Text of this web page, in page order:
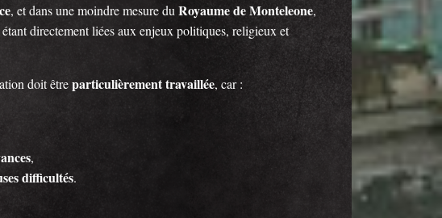
, et dans une moindre mesure duRoyaume de Monteleone,
étant directement liées aux enjeux politiques, religieux et
doit êtreparticulièrement travaillée, car :
,
difficultés.